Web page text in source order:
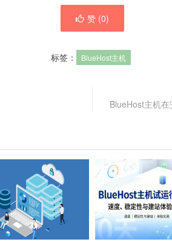
赞 (0)
标签： BlueHost主机
BlueHost主机